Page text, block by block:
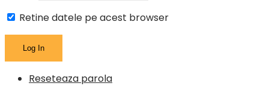
Retine datele pe acest browser
Reseteaza parola